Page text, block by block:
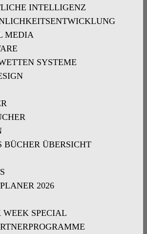
INTELLIGENZ
MEDIA
SYSTEME
BÜCHER ÜBERSICHT
2026
SPECIAL